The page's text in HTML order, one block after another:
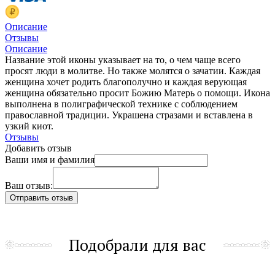
Описание
Отзывы
Описание
Название этой иконы указывает на то, о чем чаще всего
просят люди в молитве. Но также молятся о зачатии. Каждая
женщина хочет родить благополучно и каждая верующая
женщина обязательно просит Божию Матерь о помощи. Икона
выполнена в полиграфической технике с соблюдением
православной традиции. Украшена стразами и вставлена в
узкий киот.
Отзывы
Добавить отзыв
Ваши имя и фамилия
Ваш отзыв:
Подобрали для вас